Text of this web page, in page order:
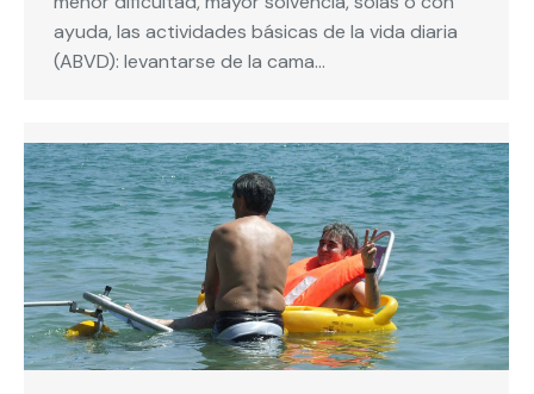
ayuda, las actividades básicas de la vida diaria
(ABVD): levantarse de la cama…